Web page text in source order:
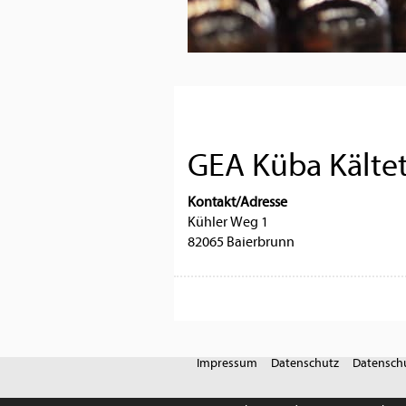
GEA Küba
Kontakt/Adresse
Kühler Weg 1
82065 Baierbrunn
Impressum Datenschutz